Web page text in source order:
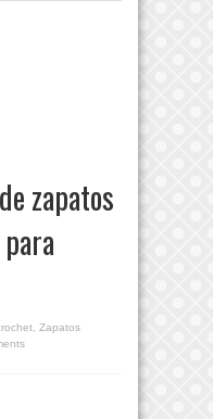
zapatos
Zapatos